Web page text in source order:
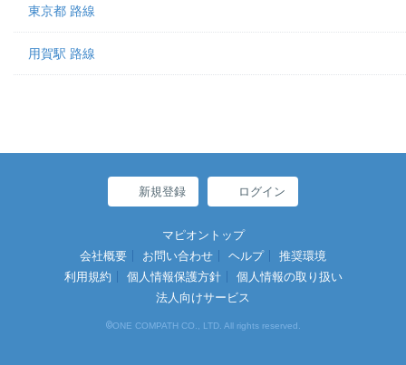
東京都 路線
用賀駅 路線
新規登録 ログイン
マピオントップ
会社概要
お問い合わせ ヘルプ
推奨環境
利用規約
個人情報保護方針
個人情報の取り扱い
法人向けサービス
©ONE COMPATH CO., LTD. All rights reserved.